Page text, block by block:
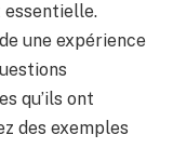
essentielle.
une expérience
qu’ils ont
des exemples